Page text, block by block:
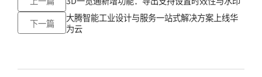
下一篇
大腾智能工业设计与服务一站式解决方案上线华
为云